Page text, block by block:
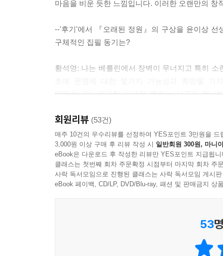
나는 언젠가 친구를 비판하면서, 우리는 그 시대
르기는 했어도. 물살에 씻기어 닳아지고부서지는
그들의 가슴 속에 남아 있는 풍요로운 인생의 깊
픈 개인의 나날을 통해서 세계를 보아야 한다고
추구한 세대의 초상이 될 것이다. 새로운 세기에
시 던져본다. 아직도 희망은 있는 것일까? 질문이
--- 저자 후기
하고 무겁게 밑바닥에서 울려나오는 저음만 날
혁명가들의 이상향인 동시에 남성 위주의 물량
새로운 각성을 얻기 때문이다.
뿜어내는 재미를 갖추고 있다. 특히 헌신적인 운
장벽의 붕괴에 대한 묘사는 손에 잡힐 듯 생생하
전개될 황석영 문학의 방향을 가늠하게 해준다.
이 작품은 누구보다 치열하게 이 시대를 헤쳐온
여기에는 북한방문과 해외망명 등을 통해 더욱
깊이가 녹아들어 있다. 「객지」「삼포 가는 길
통해서, 잊어서는 안될 한 시대의 진실을 작가 황
마음을 비운 듯한 느낌입니다. 이러한 오랜만의
--'후기'에서 『오래된 정원』의 구상을 윤이상
구체적인 집필 동기는?
황석영: 나는 베를린에서 장벽이 무너지고 특히
말았습니다. 이러한 이념적 행로는 서구가 전
세대에 걸친 자본주의 근대화과정을 겪고 80년
중요한 밑거름이 될 거라고 생각했고 또한 실
의미심장합니다. 수많은 젊은이들이 자신의 생애
--『오래된 정원』의 소재는 어떤 조직 사건인지?
연상되지요. 나와 내 친구들이 겪은 일들이
회원리뷰 (53건)
매주 10건의 우수리뷰를 선정하여 YES포인트 3만원을 드
3,000원 이상 구매 후 리뷰 작성 시 일반회원 300원, 마니
eBook은 다운로드 후 작성한 리뷰만 YES포인트 지급됩니
클래스는 첫번째 회차 주문확정 시점부터 마지막 회차 주
사락 독서모임으로 진행된 클래스는 사락 독서모임 게시
eBook 페이백, CD/LP, DVD/Blu-ray, 패션 및 판매금지 상
53